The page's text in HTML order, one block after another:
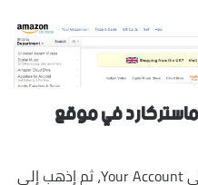
في موقع
لإضافة وسيلة الدفع قم بالنقر على Your Account، ثم إذهب إلى